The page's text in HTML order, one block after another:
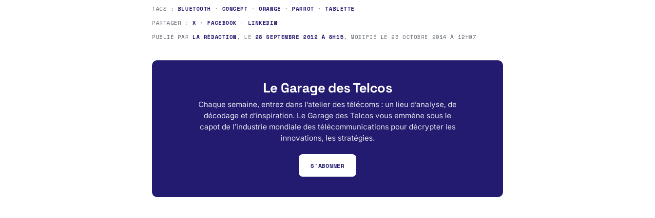
TAGS : BLUETOOTH · CONCEPT ·ORANGE ·PARROT ·TABLETTE
PARTAGER :X · FACEBOOK · LINKEDIN
PUBLIÉ PAR LA RÉDACTION , LE 28 SEPTEMBRE 2012 À 8H15, MODIFIÉ LE23 OCTOBRE 2014 À 12H07
Le Garage des Telcos
Chaque semaine, entrez dans l’atelier des télécoms : un lieu d’analyse, de
décodage et d’inspiration. Le Garage des Telcos vous emmène sous le
capot de l’industrie mondiale des télécommunications pour décrypter les
innovations, les stratégies.
S'ABONNER